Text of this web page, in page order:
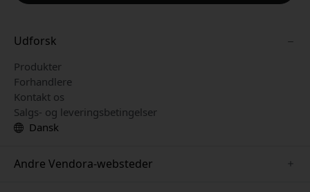
Udforsk
Produkter
Forhandlere
Kontakt os
Salgs- og leveringsbetingelser
Dansk
Andre Vendora-websteder